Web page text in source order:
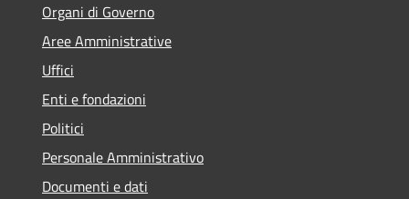
Organi di Governo
Aree Amministrative
Uffici
Enti e fondazioni
Politici
Personale Amministrativo
Documenti e dati